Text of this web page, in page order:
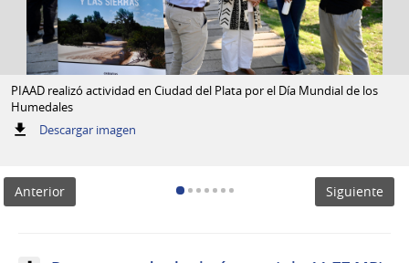
PIAAD realizó actividad en Ciudad del Plata por el Día Mundial de los
Humedales
Descargar imagen:
Anterior Siguiente